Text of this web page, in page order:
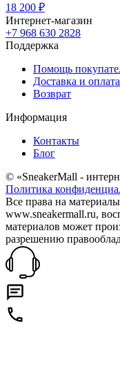
18 200 ₽
Интернет-магазин
+7 968 630 2828
Поддержка
Помощь
Доставка и оплата
Возврат
Информация
Контакты
Блог
© «SneakerMall -
Политика
Все права на
www.sneakermall.ru,
материалов может
разрешению